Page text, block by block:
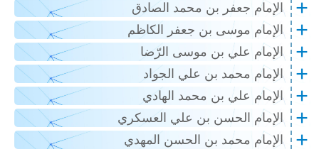
الإمام جعفر بن محمد الصادق
الإمام موسى بن جعفر الكاظم
الإمام علي بن موسى الرّضا
الإمام محمد بن علي الجواد
الإمام علي بن محمد الهادي
الإمام الحسن بن علي العسكري
الإمام محمد بن الحسن المهدي